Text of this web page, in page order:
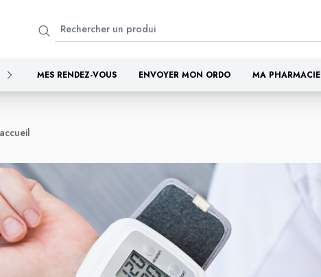
MES RENDEZ-VOUS ENVOYER MON ORDO MA PHARMACIE